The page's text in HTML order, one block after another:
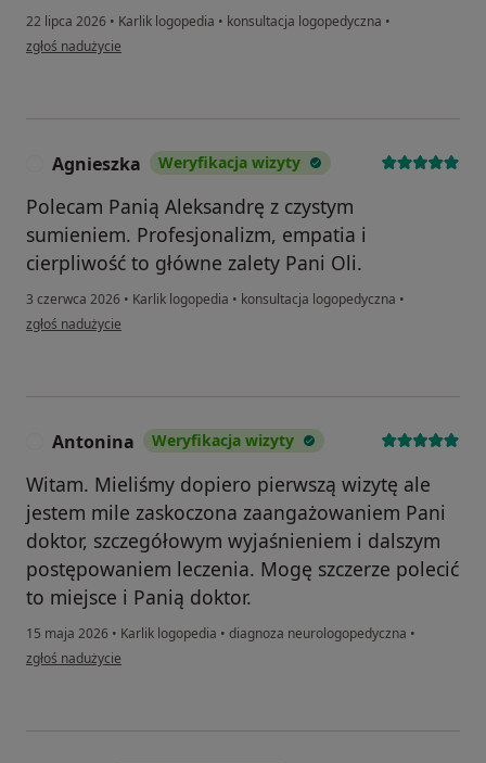
22 lipca 2026 • Karlik logopedia • konsultacja logopedyczna •
w opinii użytkownika GRZEGORZ
zgłoś nadużycie
Agnieszka Weryfikacja wizyty
Polecam Panią Aleksandrę z czystym
sumieniem. Profesjonalizm, empatia i
cierpliwość to główne zalety Pani Oli.
3 czerwca 2026 • Karlik logopedia • konsultacja logopedyczna •
w opinii użytkownika Agnieszka
zgłoś nadużycie
Antonina Weryfikacja wizyty
Witam. Mieliśmy dopiero pierwszą wizytę ale
jestem mile zaskoczona zaangażowaniem Pani
doktor, szczegółowym wyjaśnieniem i dalszym
postępowaniem leczenia. Mogę szczerze polecić
to miejsce i Panią doktor.
15 maja 2026 • Karlik logopedia • diagnoza neurologopedyczna •
w opinii użytkownika Antonina
zgłoś nadużycie